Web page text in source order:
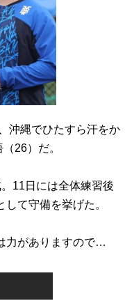
沖縄でひたすら汗をか
26）だ。
11日には全体練習後
て守備を挙げた。
力がありますので…